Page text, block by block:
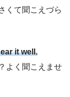
くて聞こえづら
it well.
よく聞こえませ